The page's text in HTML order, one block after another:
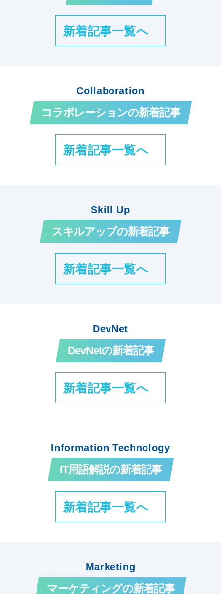
新着記事一覧へ
Collaboration
コラボレーションの新着記事
新着記事一覧へ
Skill Up
スキルアップの新着記事
新着記事一覧へ
DevNet
DevNetの新着記事
新着記事一覧へ
Information Technology
IT用語解説の新着記事
新着記事一覧へ
Marketing
マーケティングの新着記事